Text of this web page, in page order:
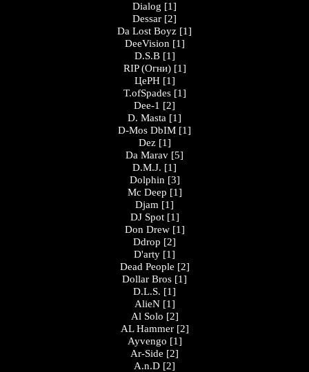
Dialog [1]
Dessar [2]
Da Lost Boyz [1]
DeeVision [1]
D.S.B [1]
RIP (Огни) [1]
ЦеРН [1]
T.ofSpades [1]
Dee-1 [2]
D. Masta [1]
D-Mos DbIM [1]
Dez [1]
Da Marav [5]
D.M.J. [1]
Dolphin [3]
Mc Deep [1]
Djam [1]
DJ Spot [1]
Don Drew [1]
Ddrop [2]
D'arty [1]
Dead People [2]
Dollar Bros [1]
D.L.S. [1]
AlieN [1]
Al Solo [2]
AL Hammer [2]
Ayvengo [1]
Ar-Side [2]
A.n.D [2]